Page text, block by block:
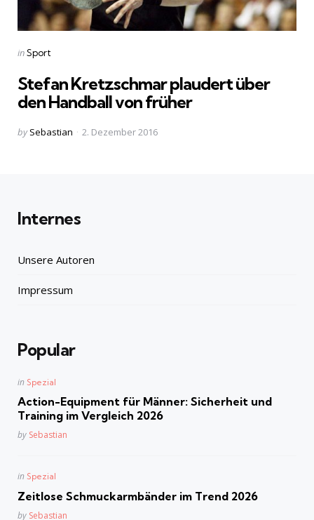
Categories
Posted
inSport
Stefan Kretzschmar plaudert über
den Handball von früher
Posted
by Sebastian 2. Dezember 2016
Internes
Unsere Autoren
Impressum
Popular
Posted
in Spezial
Action-Equipment für Männer: Sicherheit und
Training im Vergleich 2026
Posted
by Sebastian
Posted
in Spezial
Zeitlose Schmuckarmbänder im Trend 2026
Posted
by Sebastian